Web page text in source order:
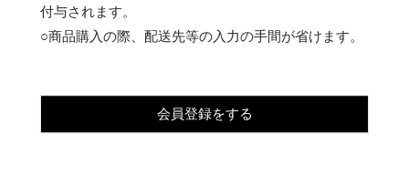
付与されます。
○商品購入の際、配送先等の入力の手間が省けます。
会員登録をする